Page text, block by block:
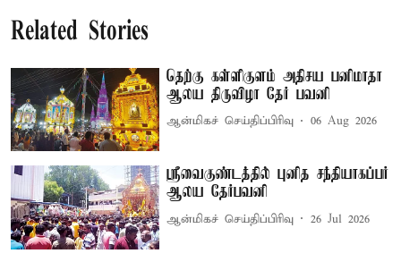
Related Stories
தெற்கு கள்ளிகுளம் அதிசய பனிமாதா
ஆலய திருவிழா தேர் பவனி
ஆன்மிகச் செய்திப்பிரிவு 06 Aug 2026
ஸ்ரீவைகுண்டத்தில் புனித சந்தியாகப்பர்
ஆலய தேர்பவனி
ஆன்மிகச் செய்திப்பிரிவு 26 Jul 2026